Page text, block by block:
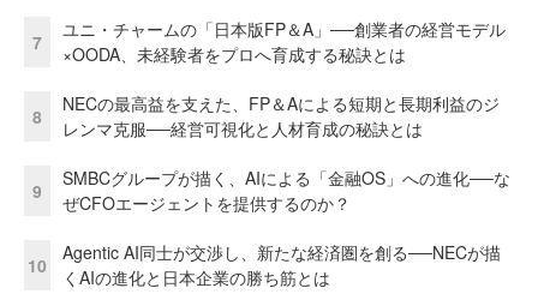
7
ユニ・チャームの「日本版FP＆A」──創業者の経営モデル
×OODA、未経験者をプロへ育成する秘訣とは
8
NECの最高益を支えた、FP＆Aによる短期と長期利益のジ
レンマ克服──経営可視化と人材育成の秘訣とは
9
SMBCグループが描く、AIによる「金融OS」への進化──な
ぜCFOエージェントを提供するのか？
10
Agentic AI同士が交渉し、新たな経済圏を創る──NECが描
くAIの進化と日本企業の勝ち筋とは